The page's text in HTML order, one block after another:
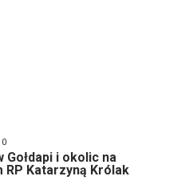
0
i okolic na
RP Katarzyną Królak